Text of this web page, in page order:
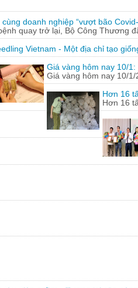
doanh nghiệp “vượt bão
quay trở lại, Bộ Công Thương
Vietnam - Một địa chỉ tạo
Giá vàng hôm nay 10/
Giá vàng hôm nay 10/
Hơn 16
Hơn 16